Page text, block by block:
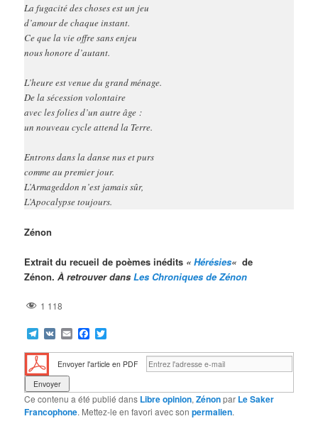
La fugacité des choses est un jeu
d’amour de chaque instant.
Ce que la vie offre sans enjeu
nous honore d’autant.
L’heure est venue du grand ménage.
De la sécession volontaire
avec les folies d’un autre âge :
un nouveau cycle attend la Terre.
Entrons dans la danse nus et purs
comme au premier jour.
L’Armageddon n’est jamais sûr,
L’Apocalypse toujours.
Zénon
Extrait du recueil de poèmes inédits «Hérésies« de
Zénon.À retrouver dansLes Chroniques de Zénon
1 118
Telegram
VK EmailFacebook
Envoyer l'article en PDF
Ce contenu a été publié dans Libre opinion,Zénonpar Le Saker
Francophone. Mettez-le en favori avec sonpermalien.